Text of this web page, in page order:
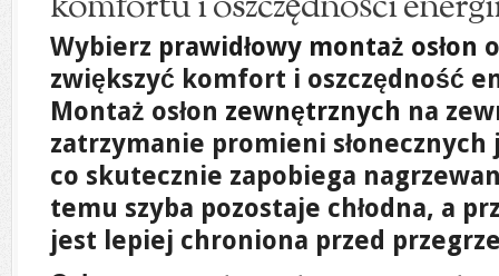
Wybierz prawidłowy montaż osłon
zwiększyć komfort i oszczędność
Montaż osłon zewnętrznych na
zatrzymanie promieni słonecznych
co skutecznie zapobiega
temu szyba pozostaje chłodna, a
jest lepiej chroniona przed